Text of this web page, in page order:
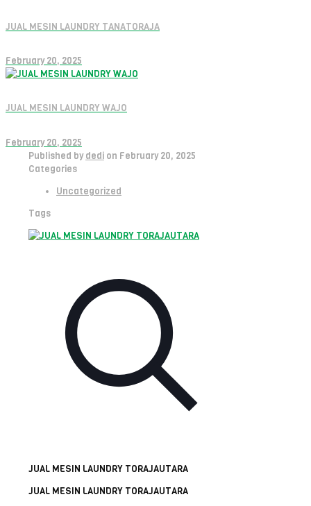
JUAL MESIN LAUNDRY TANATORAJA
February 20, 2025
JUAL MESIN LAUNDRY WAJO
February 20, 2025
Published by dedi on February 20, 2025
Categories
Uncategorized
Tags
JUAL MESIN LAUNDRY TORAJAUTARA
JUAL MESIN LAUNDRY TORAJAUTARA